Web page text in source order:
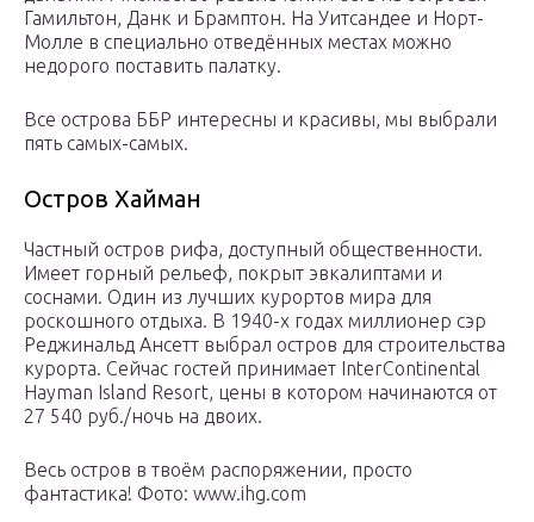
Гамильтон, Данк и Брамптон. На Уитсандее и Норт-
Молле в специально отведённых местах можно
недорого поставить палатку.
Все острова ББР интересны и красивы, мы выбрали
пять самых-самых.
Остров Хайман
Частный остров рифа, доступный общественности.
Имеет горный рельеф, покрыт эвкалиптами и
соснами. Один из лучших курортов мира для
роскошного отдыха. В 1940-х годах миллионер сэр
Реджинальд Ансетт выбрал остров для строительства
курорта. Сейчас гостей принимает InterContinental
Hayman Island Resort, цены в котором начинаются от
27 540 руб./ночь на двоих.
Весь остров в твоём распоряжении, просто
фантастика! Фото: www.ihg.com